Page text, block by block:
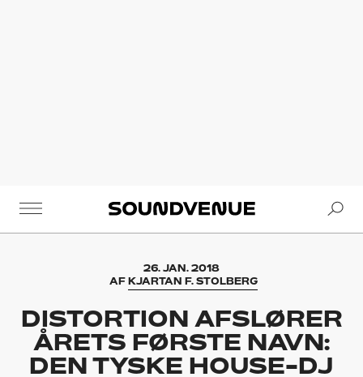
Soundvenue
26. JAN. 2018
AF KJARTAN F. STOLBERG
DISTORTION AFSLØRER
ÅRETS FØRSTE NAVN:
DEN TYSKE HOUSE-DJ